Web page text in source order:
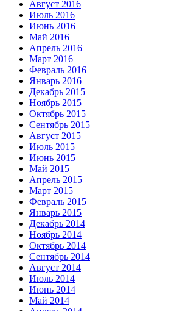
Август 2016
Июль 2016
Июнь 2016
Май 2016
Апрель 2016
Март 2016
Февраль 2016
Январь 2016
Декабрь 2015
Ноябрь 2015
Октябрь 2015
Сентябрь 2015
Август 2015
Июль 2015
Июнь 2015
Май 2015
Апрель 2015
Март 2015
Февраль 2015
Январь 2015
Декабрь 2014
Ноябрь 2014
Октябрь 2014
Сентябрь 2014
Август 2014
Июль 2014
Июнь 2014
Май 2014